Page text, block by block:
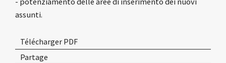
assunti.
Télécharger PDF
Partage